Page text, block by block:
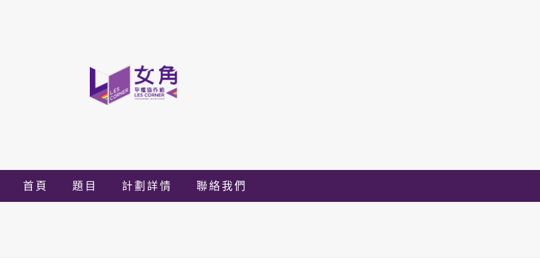
首頁 題目 計劃詳情 聯絡我們